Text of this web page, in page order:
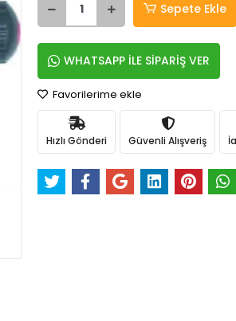
Sepete Ekle
WHATSAPP İLE SİPARİŞ VER
Favorilerime ekle
Hızlı Gönderi Güvenli Alışveriş